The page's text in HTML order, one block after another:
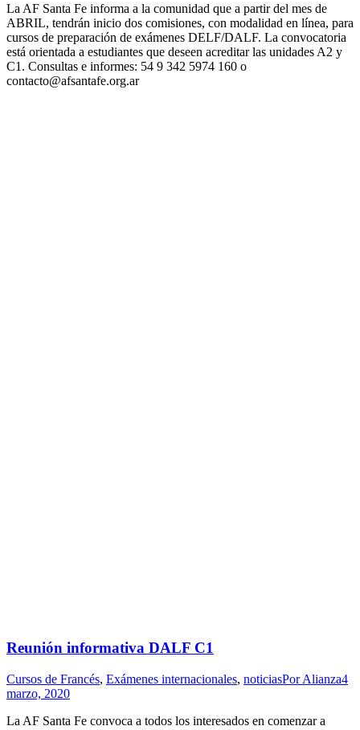
La AF Santa Fe informa a la comunidad que a partir del mes de
ABRIL, tendrán inicio dos comisiones, con modalidad en línea, para
cursos de preparación de exámenes DELF/DALF. La convocatoria
está orientada a estudiantes que deseen acreditar las unidades A2 y
C1. Consultas e informes: 54 9 342 5974 160 o
contacto@afsantafe.org.ar
Reunión informativa DALF C1
Cursos de Francés, Exámenes internacionales, noticiasPorAlianza4
marzo, 2020
La AF Santa Fe convoca a todos los interesados en comenzar a